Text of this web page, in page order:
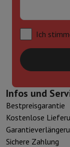
Ich
Infos und
Bestpreisgarantie
Kostenlose
Sichere Zahlung